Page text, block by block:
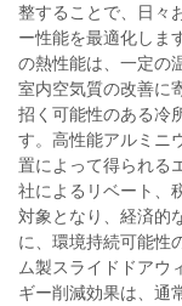
整することで、日々
ー性能を最適化しま
の熱性能は、一定の
室内空気質の改善に
招く可能性のある冷
す。高性能アルミニ
置によって得られる
社によるリベート、
対象となり、経済的
に、環境持続可能性
ム製スライドドアウ
ギー削減効果は、通